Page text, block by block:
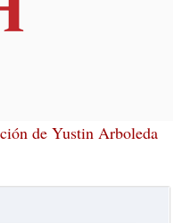
de Yustin Arboleda